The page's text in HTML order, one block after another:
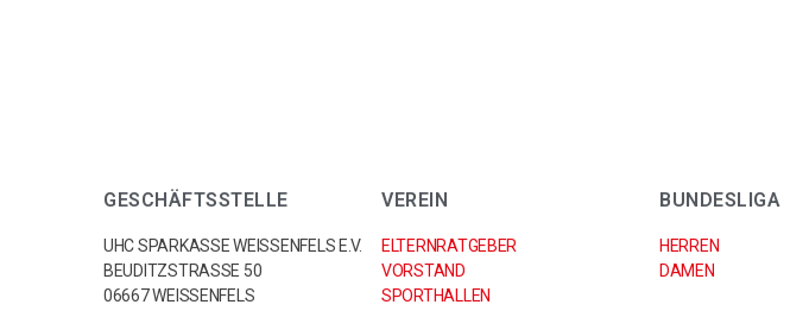
GESCHÄFTSSTELLE
UHC SPARKASSE WEISSENFELS E.V.
BEUDITZSTRASSE 50
06667 WEISSENFELS
VEREIN
ELTERNRATGEBER
VORSTAND
SPORTHALLEN
BUNDESLIGA
HERREN
DAMEN